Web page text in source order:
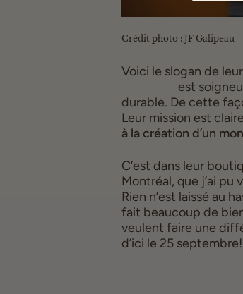
Crédit photo : JF Galipeau
est
durable. De cette
Leur mission est
à la création d’un
C’est dans leur
Montréal, que j’ai pu
Rien n’est laissé au
fait beaucoup de
veulent faire une
d’ici le 25 septembre!